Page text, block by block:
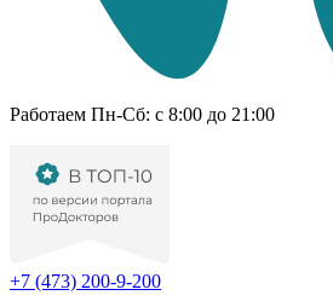
Работаем Пн-Cб: с 8:00 до 21:00
+7 (473) 200-9-200